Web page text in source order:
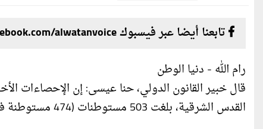
تابعنا أيضا عبر فيسبوك facebook.com/alwatanvoice
رام الله - دنيا الوطن
قال خبير القانون الدولي، حنا عيسى: إن الإحصاءات
القدس الشرقية، بلغت 503 مستوطنات (474 مستوطنة في الضفة الغربية، و29 مستوطنة في القدس المحتلة).